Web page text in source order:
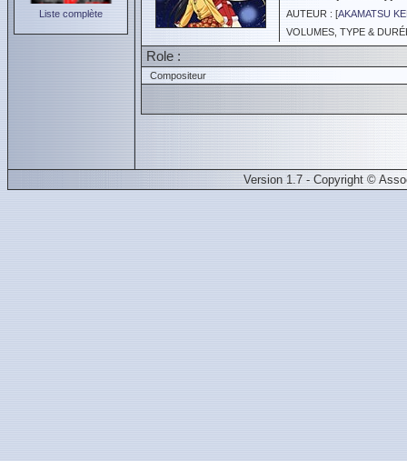
Liste complète
AUTEUR : [AKAMATSU
VOLUMES, TYPE &
Role :
Compositeur
Version 1.7 - Copyright ©